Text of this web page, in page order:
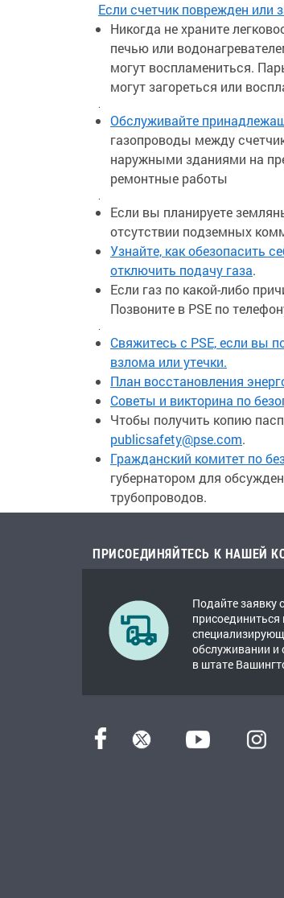
Если счетчик поврежден или
Никогда не храните
печью или
могут воспламениться.
могут загореться или
.
Обслуживайте
газопроводы между
наружными зданиями на
ремонтные работы
.
Если вы планируете
отсутствии подземных
Узнайте, как обезопасить
отключить подачу газа.
Если газ по какой-либо
Позвоните в PSE по
.
Свяжитесь с PSE, если вы
взлома или утечки.
План восстановления
Советы и викторина по
Чтобы получить копию
publicsafety@pse.com.
Гражданский комитет по
губернатором для
трубопроводов.
ПРИСОЕДИНЯЙТЕСЬ К НАШЕЙ
Подайте заявку
присоединиться
обслуживании и
в штате